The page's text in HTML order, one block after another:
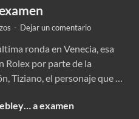
- Dejar un comentario
ronda en Venecia, esa
Rolex por parte de la
Tiziano, el personaje que …
a examen